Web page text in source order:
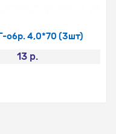
обр. 4,0*70 (3шт)
13 р.